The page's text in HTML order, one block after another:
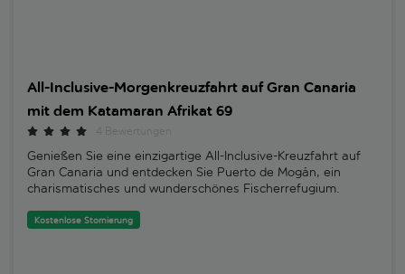
All-Inclusive-Morgenkreuzfahrt auf Gran Canaria
mit dem Katamaran Afrikat 69
Genießen Sie eine einzigartige All-Inclusive-Kreuzfahrt auf
Gran Canaria und entdecken Sie Puerto de Mogán, ein
charismatisches und wunderschönes Fischerrefugium.
Kostenlose Stornierung